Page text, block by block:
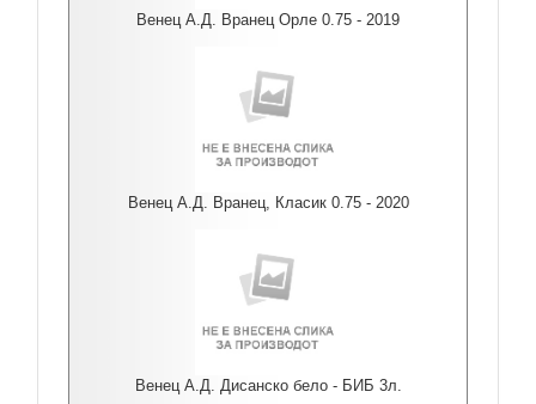
Венец А.Д. Вранец Орле 0.75 - 2019
Венец А.Д. Вранец, Класик 0.75 - 2020
Венец А.Д. Дисанско бело - БИБ 3л.